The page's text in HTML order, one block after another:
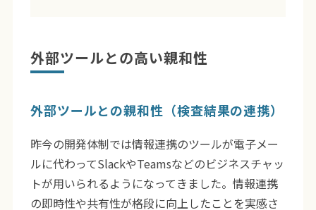
外部ツールとの高い親和性
外部ツールとの親和性（検査結果の連携）
昨今の開発体制では情報連携のツールが電子メー
ルに代わってSlackやTeamsなどのビジネスチャッ
トが用いられるようになってきました。情報連携
の即時性や共有性が格段に向上したことを実感さ